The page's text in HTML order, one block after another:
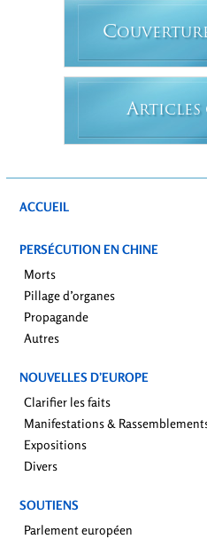
C
A
ACCUEIL
PERSÉCUTION EN CHINE
Morts
Pillage d’organes
Propagande
Autres
NOUVELLES D’EUROPE
Clarifier les faits
Manifestations &
Expositions
Divers
SOUTIENS
Parlement européen